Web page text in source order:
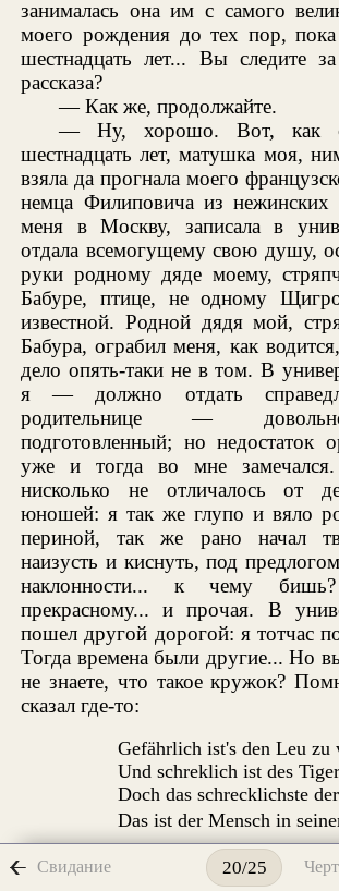
занималась она им с самого
моего рождения до тех пор,
шестнадцать лет... Вы следите
рассказа?
— Как же, продолжайте.
— Ну, хорошо. Вот, как
шестнадцать лет, матушка моя,
взяла да прогнала моего
немца Филиповича из нежинских
меня в Москву, записала в
отдала всемогущему свою душу,
руки родному дяде моему,
Бабуре, птице, не одному
известной. Родной дядя мой,
Бабура, ограбил меня, как
дело опять-таки не в том. В
я — должно отдать
родительнице —
подготовленный; но недостаток
уже и тогда во мне
нисколько не отличалось от
юношей: я так же глупо и вяло
периной, так же рано начал
наизусть и киснуть, под
наклонности... к чему
прекрасному... и прочая. В
пошел другой дорогой: я тотчас
Тогда времена были другие... Но
не знаете, что такое кружок?
сказал где-то:
Gefährlich ist's den Leu zu
Und schreklich ist des
Doch das schrecklichste
Das ist der Mensch in
Он, уверяю вас, он не то
хотел сказать: Das ist ein
Свидание 20/25